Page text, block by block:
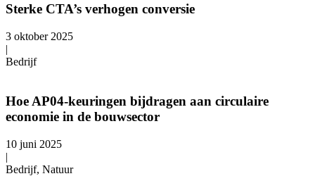
Sterke CTA’s verhogen conversie
3 oktober 2025
|
Bedrijf
Hoe AP04-keuringen bijdragen aan circulaire
economie in de bouwsector
10 juni 2025
|
Bedrijf, Natuur